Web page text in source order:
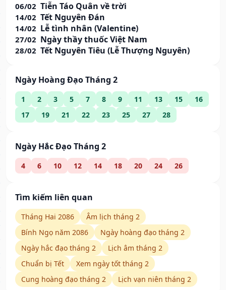
06/02 Tiễn Táo Quân về trời
14/02 Tết Nguyên Đán
14/02 Lễ tình nhân (Valentine)
27/02 Ngày thầy thuốc Việt Nam
28/02 Tết Nguyên Tiêu (Lễ Thượng Nguyên)
Ngày Hoàng Đạo Tháng 2
1 2 3 5 7 8 9 11 13 15
16
17
19 21 22 23 25 27 28
Ngày Hắc Đạo Tháng 2
4 6 10 12 14 18 20 24 26
Tìm kiếm liên quan
Tháng Hai 2086
Âm lịch tháng 2
Bính Ngọ năm 2086
Ngày hoàng đạo tháng 2
Ngày hắc đạo tháng 2
Lịch âm tháng 2
Chuẩn bị Tết
Xem ngày tốt tháng 2
Cung hoàng đạo tháng 2
Lịch vạn niên tháng 2